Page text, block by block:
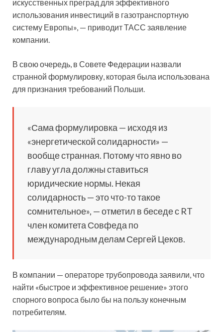
искусственных преград для эффективного
использования инвестиций в газотранспортную
систему Европы», — приводит ТАСС заявление
компании.
В свою очередь, в Совете Федерации назвали
странной формулировку, которая была использована
для признания требований Польши.
«Сама формулировка — исходя из
«энергетической солидарности» —
вообще странная. Потому что явно во
главу угла должны ставиться
юридические нормы. Некая
солидарность — это что-то такое
сомнительное», — отметил в беседе с RT
член комитета Совфеда по
международным делам Сергей Цеков.
В компании — операторе трубопровода заявили, что
найти «быстрое и эффективное решение» этого
спорного вопроса было бы на пользу конечным
потребителям.